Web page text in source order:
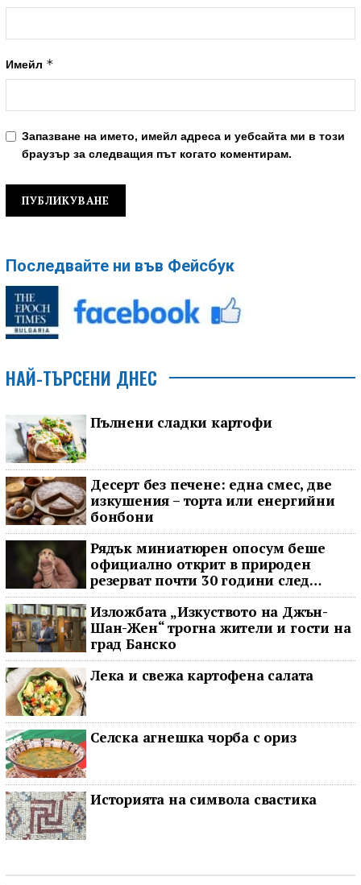
Имейл *
Запазване на името, имейл адреса и уебсайта ми в този
браузър за следващия път когато коментирам.
Последвайте ни във Фейсбук
НАЙ-ТЪРСЕНИ ДНЕС
Пълнени сладки картофи
Десерт без печене: една смес, две
изкушения – торта или енергийни
бонбони
Рядък миниатюрен опосум беше
официално открит в природен
резерват почти 30 години след
последното му наблюдение
Изложбата „Изкуството на Джън-
Шан-Жен“ трогна жители и гости на
град Банско
Лека и свежа картофена салата
Селска агнешка чорба с ориз
Историята на символа свастика